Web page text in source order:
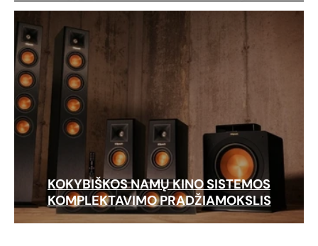
KOKYBIŠKOS NAMŲ KINO SISTEMOS
KOMPLEKTAVIMO PRADŽIAMOKSLIS